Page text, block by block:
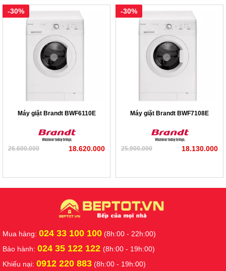
Máy giặt Brandt BWF6110E
26.600.000
-30%
18.620.000
Máy giặt Brandt BWF7108E
25.900.000
-30%
18.130.000
Mua hàng: 024 33 100 100 (8h:00 - 22h:00)
Bảo hành: 024 35 122 122 (8h:00 - 19h:00)
Khiếu nại: 0912 220 883 (8h:00 - 19h:00)